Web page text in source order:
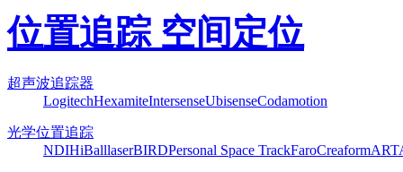
位置追踪 空间定位
超声波追踪器
LogitechHexamiteIntersenseUbisenseCodamotion
光学位置追踪
NDIHiBalllaserBIRDPersonal Space TrackFaroCreaformART